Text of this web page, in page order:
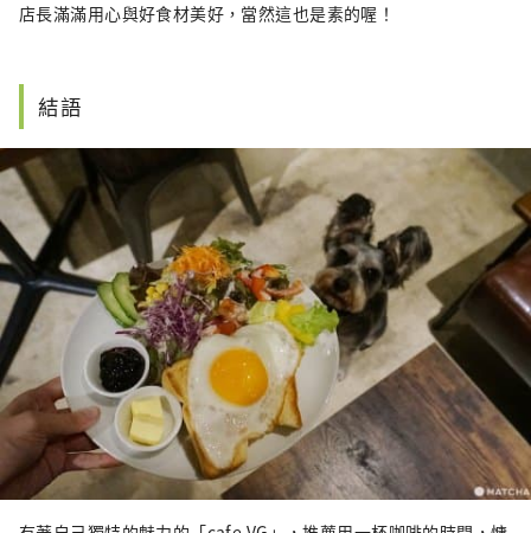
店長滿滿用心與好食材美好，當然這也是素的喔！
結語